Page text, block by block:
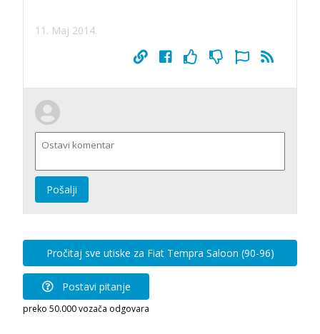
11. Maj 2014.
Pošalji
Pročitaj sve utiske za Fiat Tempra Saloon (90-96)
Postavi pitanje
preko 50.000 vozača odgovara